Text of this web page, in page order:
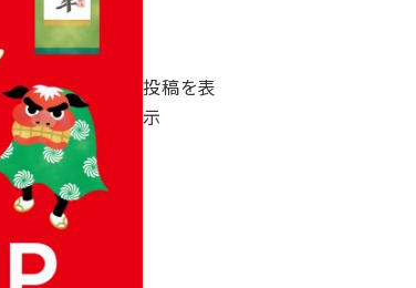
投稿を表
示